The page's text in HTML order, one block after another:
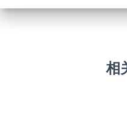
相